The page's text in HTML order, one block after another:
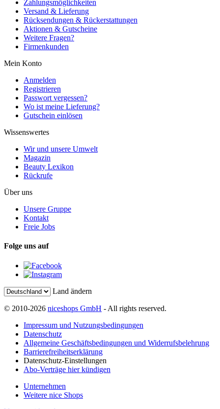
Zahlungsmöglichkeiten
Versand & Lieferung
Rücksendungen & Rückerstattungen
Aktionen & Gutscheine
Weitere Fragen?
Firmenkunden
Mein Konto
Anmelden
Registrieren
Passwort vergessen?
Wo ist meine Lieferung?
Gutschein einlösen
Wissenswertes
Wir und unsere Umwelt
Magazin
Beauty Lexikon
Rückrufe
Über uns
Unsere Gruppe
Kontakt
Freie Jobs
Folge uns auf
Land ändern
© 2010-2026 niceshops GmbH - All rights reserved.
Impressum und Nutzungsbedingungen
Datenschutz
Allgemeine Geschäftsbedingungen und Widerrufsbelehrung
Barrierefreiheitserklärung
Datenschutz-Einstellungen
Abo-Verträge hier kündigen
Unternehmen
Weitere nice Shops